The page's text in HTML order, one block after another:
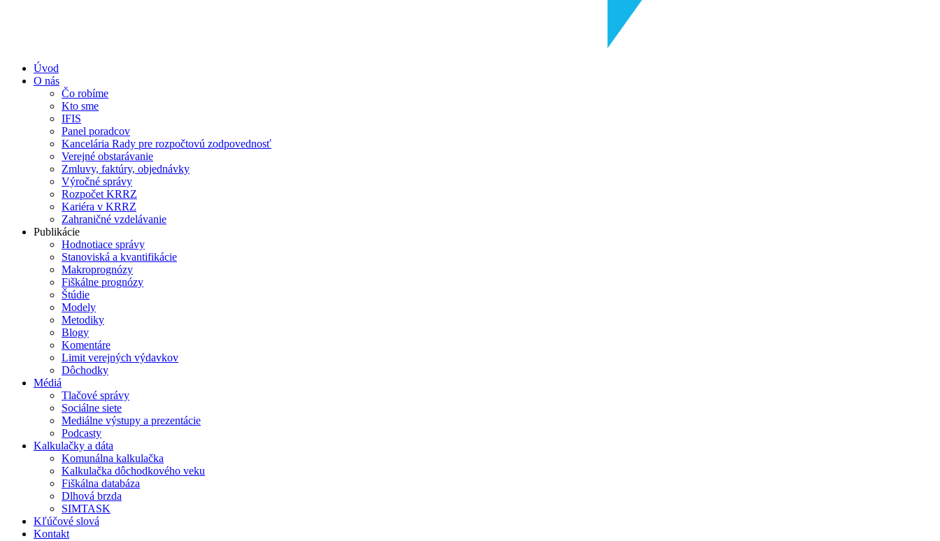
Úvod
O nás
Čo robíme
Kto sme
IFIS
Panel poradcov
Kancelária Rady pre rozpočtovú zodpovednosť
Verejné obstarávanie
Zmluvy, faktúry, objednávky
Výročné správy
Rozpočet KRRZ
Kariéra v KRRZ
Zahraničné vzdelávanie
Publikácie
Hodnotiace správy
Stanoviská a kvantifikácie
Makroprognózy
Fiškálne prognózy
Štúdie
Modely
Metodiky
Blogy
Komentáre
Limit verejných výdavkov
Dôchodky
Médiá
Tlačové správy
Sociálne siete
Mediálne výstupy a prezentácie
Podcasty
Kalkulačky a dáta
Komunálna kalkulačka
Kalkulačka dôchodkového veku
Fiškálna databáza
Dlhová brzda
SIMTASK
Kľúčové slová
Kontakt